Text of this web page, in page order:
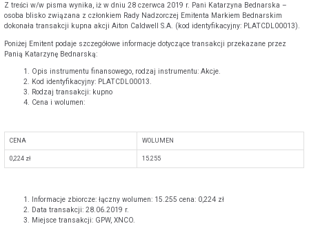
Z treści w/w pisma wynika, iż w dniu 28 czerwca 2019 r. Pani Katarzyna Bednarska –
osoba blisko związana z członkiem Rady Nadzorczej Emitenta Markiem Bednarskim
dokonała transakcji kupna akcji Aiton Caldwell S.A. (kod identyfikacyjny: PLATCDL00013).
Poniżej Emitent podaje szczegółowe informacje dotyczące transakcji przekazane przez
Panią Katarzynę Bednarską:
Opis instrumentu finansowego, rodzaj instrumentu: Akcje.
Kod identyfikacyjny: PLATCDL00013.
Rodzaj transakcji: kupno
Cena i wolumen:
CENA WOLUMEN
0,224 zł 15.255
Informacje zbiorcze: łączny wolumen: 15.255 cena: 0,224 zł
Data transakcji: 28.06.2019 r.
Miejsce transakcji: GPW, XNCO.